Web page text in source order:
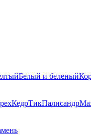
Белый и беленый
КедрТикПалисандр